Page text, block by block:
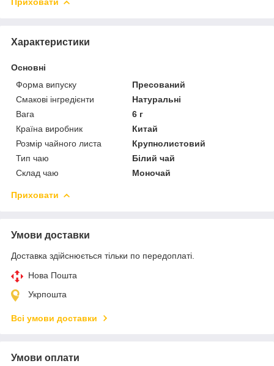
Характеристики
Основні
Форма випуску
Пресований
Смакові інгредієнти
Натуральні
Вага
6 г
Країна виробник
Китай
Розмір чайного листа
Крупнолистовий
Тип чаю
Білий чай
Склад чаю
Моночай
Приховати
Умови доставки
Доставка здійснюється тільки по передоплаті.
Нова Пошта
Укрпошта
Всі умови доставки
Умови оплати